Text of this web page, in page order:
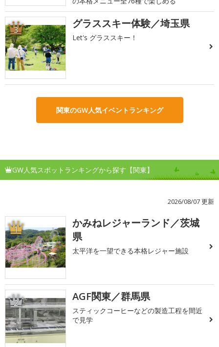
3 グラススキー体験／埼玉県
Let's グラススキー！
関東のGW人気イベントランキング
GW人気スポットランキングから探す【関東】
2026/08/07 更新
1
かみねレジャーランド／茨城
県
太平洋を一望できる本格レジャー施設
2 AGF関東／群馬県
スティックコーヒーなどの製造工程を間近
で見学